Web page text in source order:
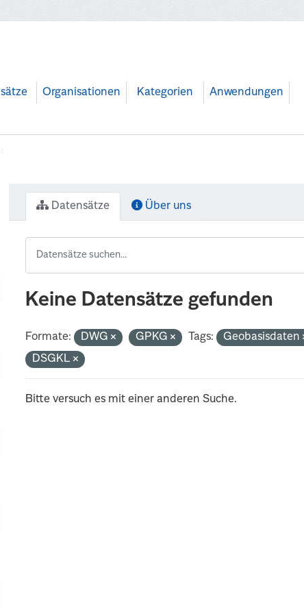
Organisationen Kategorien Anwendungen
Datensätze Über uns
Keine Datensätze gefunden
Formate: DWG GPKG Tags:
Geobasisdaten
DSGKL
Bitte versuch es mit einer anderen Suche.